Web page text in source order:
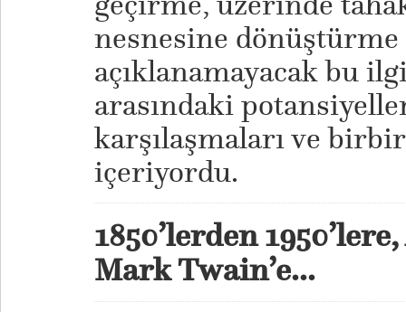
nesnesine
açıklanamayacak bu
arasındaki
karşılaşmaları ve
içeriyordu.
1850’lerden
Mark Twain’e...